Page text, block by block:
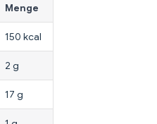
Menge
150 kcal
2 g
17 g